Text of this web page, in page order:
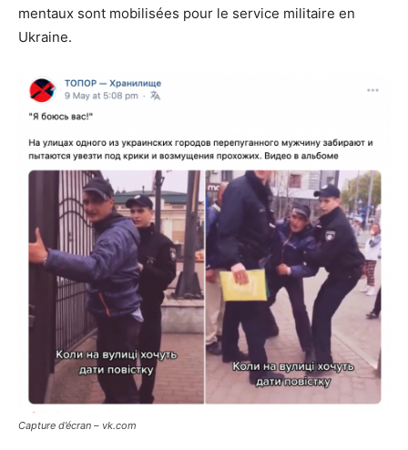
mentaux sont mobilisées pour le service militaire en
Ukraine.
Capture d’écran – vk.com